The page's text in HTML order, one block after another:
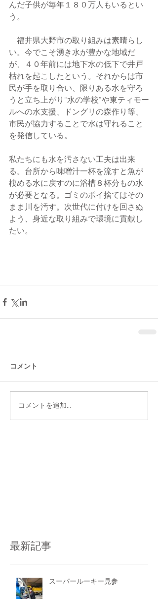
んだ子供が毎年１８０万人もいるとい
う。
福井県大野市の取り組みは素晴らし
い。今でこそ湧き水が豊かな地域だ
が、４０年前には地下水の低下で井戸
枯れを起こしたという。それからは市
民が手を取り合い、限りある水を守ろ
うと立ち上がり“水の学校”や東ティモー
ルへの水支援、ドングリの森作り等、
市民が協力することで水は守れること
を発信している。
私たちにも水を汚さない工夫は出来
る。台所から味噌汁一杯を流すと魚が
棲める水に戻すのに浴槽８杯分もの水
が必要となる。ゴミのポイ捨てはその
まま川を汚す。次世代に付けを回さぬ
よう、身近な取り組みで環境に貢献し
たい。
コメント
コメントを追加…
最新記事
スーパールーキー見参